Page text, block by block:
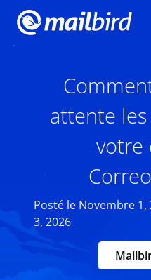
attente
votre
Posté le Novembre
3, 2026